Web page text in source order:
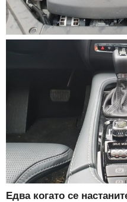
Едва когато се